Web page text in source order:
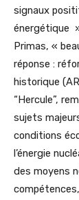
signaux
énergétique
Primas, «
réponse :
historique
“Hercule”,
sujets
conditions
l’énergie
des moyens